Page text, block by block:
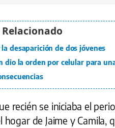
desaparición de dos jóvenes
dio la orden por celular para
recién se iniciaba el
hogar de Jaime y Camila,